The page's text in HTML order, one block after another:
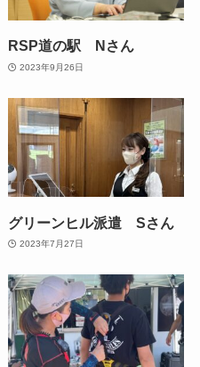
RSP道の駅 Nさん
2023年9月26日
グリーンヒル派遣 Sさん
2023年7月27日